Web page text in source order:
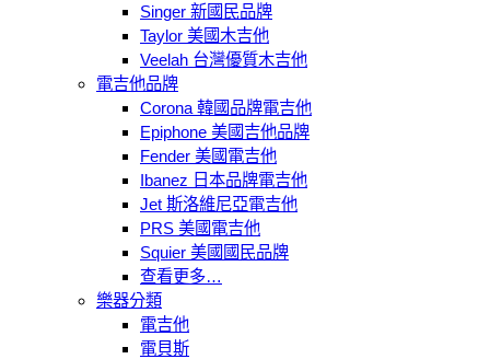
Singer 新國民品牌
Taylor 美國木吉他
Veelah 台灣優質木吉他
電吉他品牌
Corona 韓國品牌電吉他
Epiphone 美國吉他品牌
Fender 美國電吉他
Ibanez 日本品牌電吉他
Jet 斯洛維尼亞電吉他
PRS 美國電吉他
Squier 美國國民品牌
查看更多…
樂器分類
電吉他
電貝斯